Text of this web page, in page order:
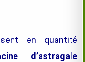
en quantité
d’astragale